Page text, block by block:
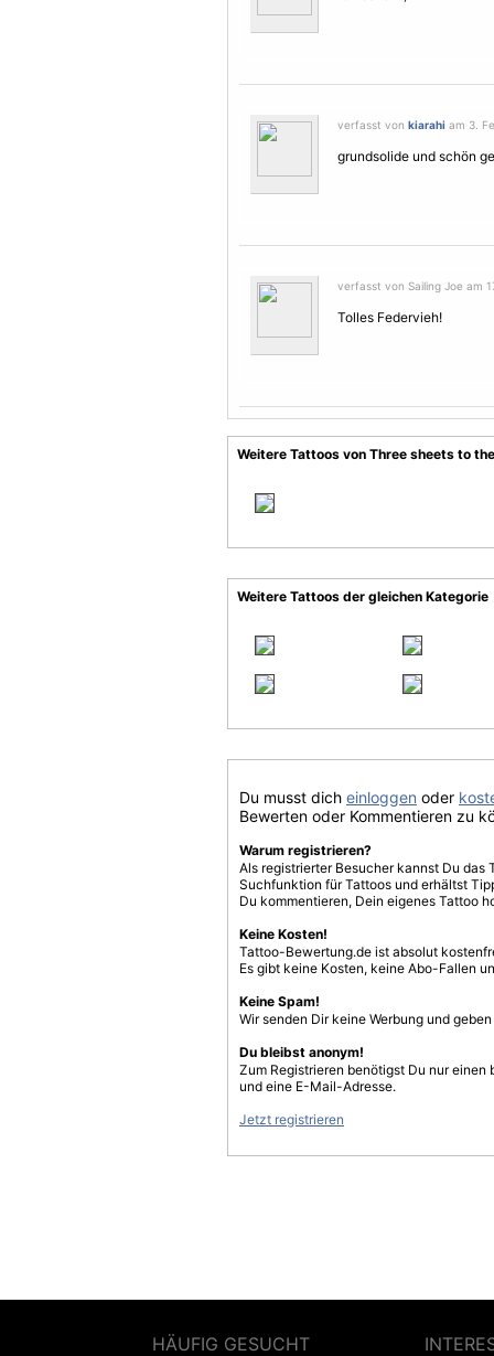
verfasst von kiarahi am 3.
grundsolide und schön
verfasst von Sailing Joe am
Tolles Federvieh!
Weitere Tattoos von Three sheets to
Weitere Tattoos der gleichen Kategorie
Du musst dich einloggen oder
Bewerten oder Kommentieren zu
Warum registrieren?
Als registrierter Besucher kannst Du
Suchfunktion für Tattoos und erhältst
Du kommentieren, Dein eigenes Tattoo
Keine Kosten!
Tattoo-Bewertung.de ist absolut
Es gibt keine Kosten, keine Abo-Fallen
Keine Spam!
Wir senden Dir keine Werbung und
Du bleibst anonym!
Zum Registrieren benötigst Du nur einen
und eine E-Mail-Adresse.
Jetzt registrieren
HÄUFIG GESUCHT